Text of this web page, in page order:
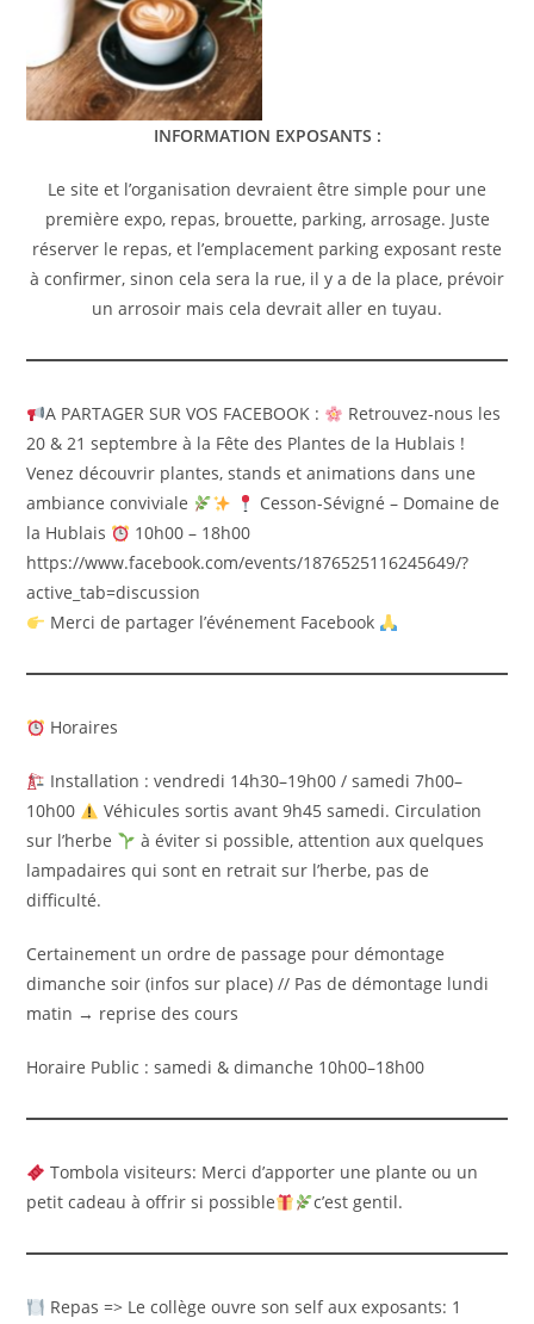
INFORMATION EXPOSANTS :
Le site et l’organisation devraient être simple pour une
première expo, repas, brouette, parking, arrosage. Juste
réserver le repas, et l’emplacement parking exposant reste
à confirmer, sinon cela sera la rue, il y a de la place, prévoir
un arrosoir mais cela devrait aller en tuyau.
A PARTAGER SUR VOS FACEBOOK :
Retrouvez-nous les
20 & 21 septembre à la Fête des Plantes de la Hublais !
Venez découvrir plantes, stands et animations dans une
ambiance conviviale
Cesson-Sévigné – Domaine de
la Hublais
10h00 – 18h00
https://www.facebook.com/events/1876525116245649/?
active_tab=discussion
Merci de partager l’événement Facebook
Horaires
Installation : vendredi 14h30–19h00 / samedi 7h00–
10h00
Véhicules sortis avant 9h45 samedi. Circulation
sur l’herbe
à éviter si possible, attention aux quelques
lampadaires qui sont en retrait sur l’herbe, pas de
difficulté.
Certainement un ordre de passage pour démontage
dimanche soir (infos sur place) // Pas de démontage lundi
matin → reprise des cours
Horaire Public : samedi & dimanche 10h00–18h00
Tombola visiteurs: Merci d’apporter une plante ou un
petit cadeau à offrir si possible
c’est gentil.
Repas => Le collège ouvre son self aux exposants: 1